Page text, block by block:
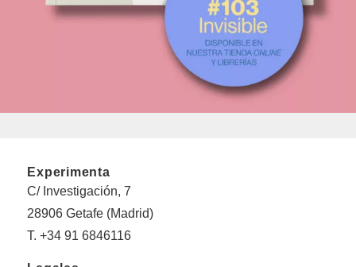
Experimenta
C/ Investigación, 7
28906 Getafe (Madrid)
T. +34 91 6846116